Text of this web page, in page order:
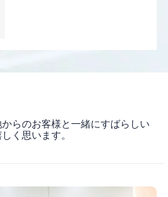
らのお客様と一緒にすばらしい
く思います。